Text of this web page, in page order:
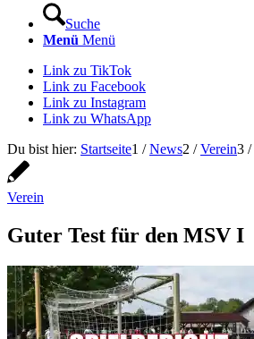
Suche
Menü Menü
Link zu TikTok
Link zu Facebook
Link zu Instagram
Link zu WhatsApp
Du bist hier: Startseite1 / News2 / Verein3 /
Verein
Guter Test für den MSV I